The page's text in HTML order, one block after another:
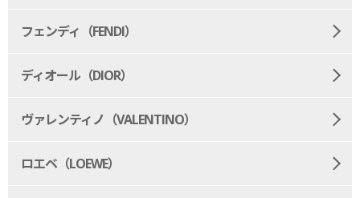
フェンディ（FENDI）
ディオール（DIOR）
ヴァレンティノ（VALENTINO）
ロエベ（LOEWE）